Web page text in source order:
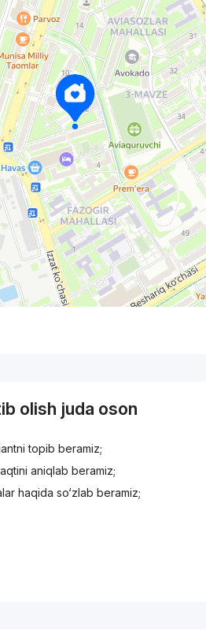
olish juda oson
topib beramiz;
aniqlab beramiz;
haqida so‘zlab beramiz;